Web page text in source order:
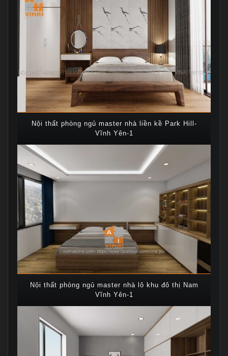
Nội thất phòng ngủ master nhà liền kề Park Hill-
Vĩnh Yên-1
Nội thất phòng ngủ master nhà lô khu đô thị Nam
Vĩnh Yên-1